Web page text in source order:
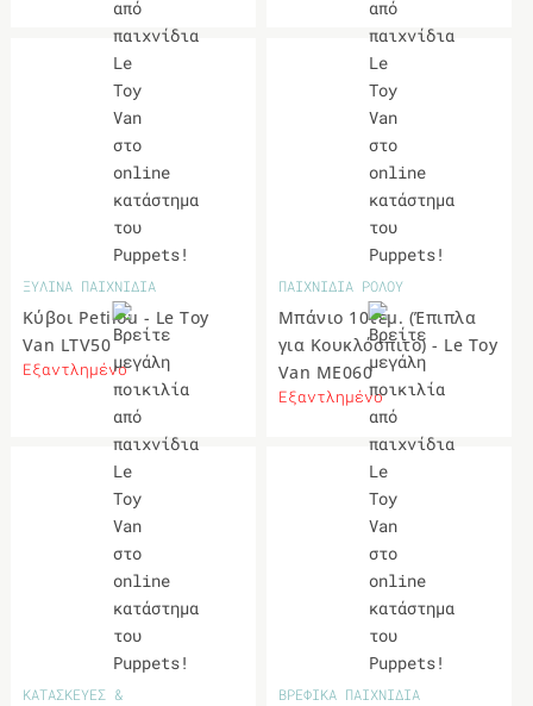
ΞΥΛΙΝΑ ΠΑΙΧΝΙΔΙΑ
Κύβοι Petilou - Le Toy
Van LTV50
Εξαντλημένο
ΠΑΙΧΝΙΔΙΑ ΡΟΛΟΥ
Μπάνιο 10τεμ. (Έπιπλα
για Κουκλόσπιτο) - Le Toy
Van ME060
Εξαντλημένο
ΚΑΤΑΣΚΕΥΕΣ &
ΒΡΕΦΙΚΑ ΠΑΙΧΝΙΔΙΑ